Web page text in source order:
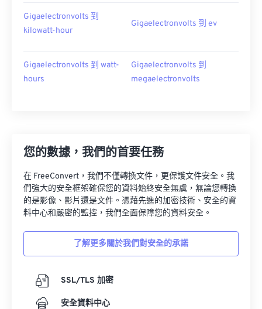
Gigaelectronvolts 到
kilowatt-hour
Gigaelectronvolts 到 ev
Gigaelectronvolts 到 watt-
hours
Gigaelectronvolts 到
megaelectronvolts
您的數據，我們的首要任務
在 FreeConvert，我們不僅轉換文件，更保護文件安全。我
們強大的安全框架確保您的資料始終安全無虞，無論您轉換
的是影像、影片還是文件。憑藉先進的加密技術、安全的資
料中心和嚴密的監控，我們全面保障您的資料安全。
了解更多關於我們對安全的承諾
SSL/TLS 加密
安全資料中心